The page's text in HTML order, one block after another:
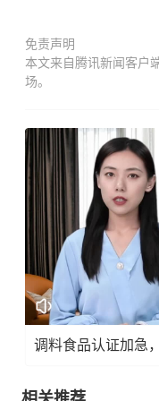
免责声明
本文来自腾讯新闻客户
场。
调料食品认证加急